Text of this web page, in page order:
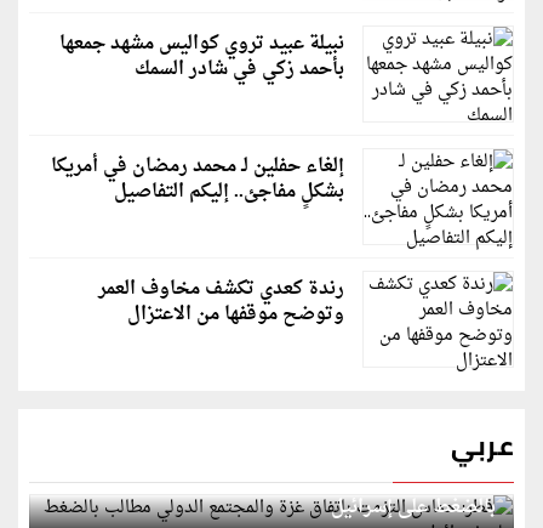
نبيلة عبيد تروي كواليس مشهد جمعها
بأحمد زكي في شادر السمك
إلغاء حفلين لـ محمد رمضان في أمريكا
بشكلٍ مفاجئ.. إليكم التفاصيل
رندة كعدي تكشف مخاوف العمر
وتوضح موقفها من الاعتزال
عربي
قطر: حماس التزمت باتفاق غزة والمجتمع الدولي مطالب
بالضغط على إسرائيل